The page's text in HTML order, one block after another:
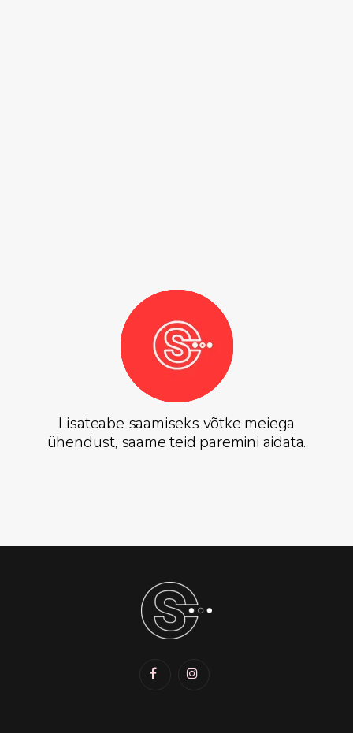
Lisateabe saamiseks võtke meiega
ühendust, saame teid paremini aidata.